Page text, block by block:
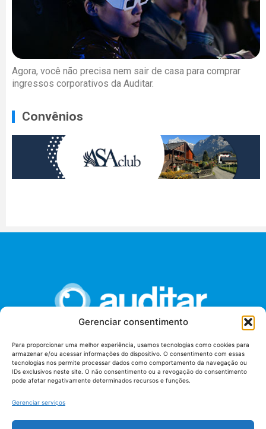
Gerenciar consentimento
Para proporcionar uma melhor experiência, usamos tecnologias como cookies para
armazenar e/ou acessar informações do dispositivo. O consentimento com essas
tecnologias nos permite processar dados como comportamento da navegação ou
IDs exclusivos neste site. O não consentimento ou a revogação do consentimento
pode afetar negativamente determinados recursos e funções.
Gerenciar serviços
Agora, você não precisa nem sair de casa para comprar
ingressos corporativos da Auditar.
Convênios
União dos Auditores Federais de Controle Externo -
AUDITAR
Setor de Administração Federal Sul (SAF/Sul), Qd. 04, Lt. 01
Tribunal de Contas da União (TCU), Subsolo, Sala S04
Telefone: (61)3527-7292